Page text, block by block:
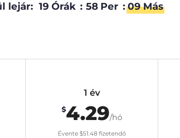
lejár: 19 Órák : 58 Per : 09 Más
1 év
$4.29/hó
Évente $51.48 fizetendő